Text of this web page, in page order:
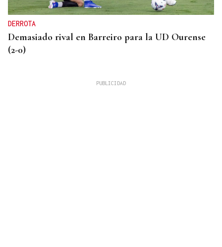
DERROTA
Demasiado rival en Barreiro para la UD Ourense
(2-0)